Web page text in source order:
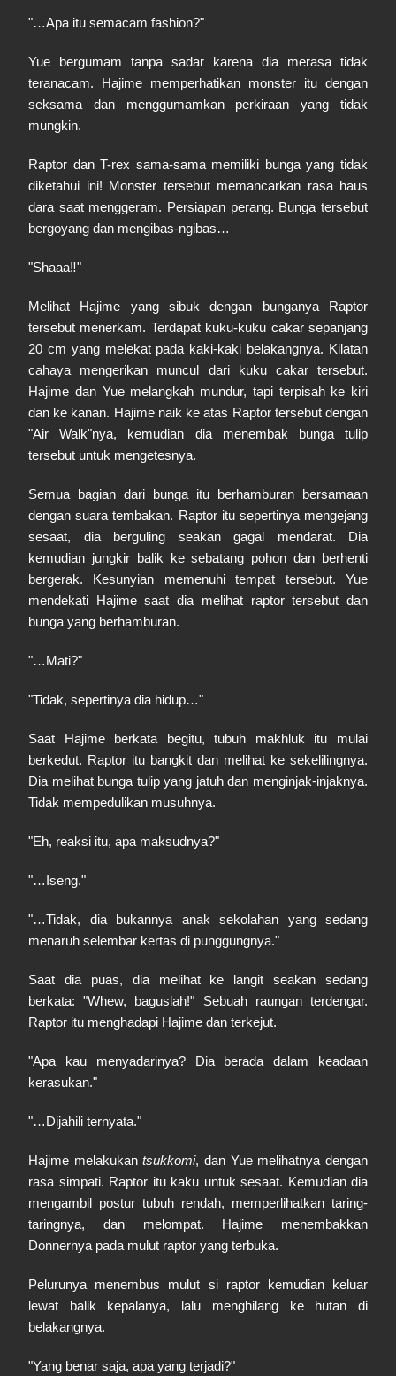
"…Apa itu semacam fashion?"
Yue bergumam tanpa sadar karena dia merasa tidak
teranacam. Hajime memperhatikan monster itu dengan
seksama dan menggumamkan perkiraan yang tidak
mungkin.
Raptor dan T-rex sama-sama memiliki bunga yang tidak
diketahui ini! Monster tersebut memancarkan rasa haus
dara saat menggeram. Persiapan perang. Bunga tersebut
bergoyang dan mengibas-ngibas…
"Shaaa‼"
Melihat Hajime yang sibuk dengan bunganya Raptor
tersebut menerkam. Terdapat kuku-kuku cakar sepanjang
20 cm yang melekat pada kaki-kaki belakangnya. Kilatan
cahaya mengerikan muncul dari kuku cakar tersebut.
Hajime dan Yue melangkah mundur, tapi terpisah ke kiri
dan ke kanan. Hajime naik ke atas Raptor tersebut dengan
"Air Walk"nya, kemudian dia menembak bunga tulip
tersebut untuk mengetesnya.
Semua bagian dari bunga itu berhamburan bersamaan
dengan suara tembakan. Raptor itu sepertinya mengejang
sesaat, dia berguling seakan gagal mendarat. Dia
kemudian jungkir balik ke sebatang pohon dan berhenti
bergerak. Kesunyian memenuhi tempat tersebut. Yue
mendekati Hajime saat dia melihat raptor tersebut dan
bunga yang berhamburan.
"…Mati?"
"Tidak, sepertinya dia hidup…"
Saat Hajime berkata begitu, tubuh makhluk itu mulai
berkedut. Raptor itu bangkit dan melihat ke sekelilingnya.
Dia melihat bunga tulip yang jatuh dan menginjak-injaknya.
Tidak mempedulikan musuhnya.
"Eh, reaksi itu, apa maksudnya?"
"…Iseng."
"…Tidak, dia bukannya anak sekolahan yang sedang
menaruh selembar kertas di punggungnya."
Saat dia puas, dia melihat ke langit seakan sedang
berkata: "Whew, baguslah!" Sebuah raungan terdengar.
Raptor itu menghadapi Hajime dan terkejut.
"Apa kau menyadarinya? Dia berada dalam keadaan
kerasukan."
"…Dijahili ternyata."
Hajime melakukantsukkomi, dan Yue melihatnya dengan
rasa simpati. Raptor itu kaku untuk sesaat. Kemudian dia
mengambil postur tubuh rendah, memperlihatkan taring-
taringnya, dan melompat. Hajime menembakkan
Donnernya pada mulut raptor yang terbuka.
Pelurunya menembus mulut si raptor kemudian keluar
lewat balik kepalanya, lalu menghilang ke hutan di
belakangnya.
"Yang benar saja, apa yang terjadi?"